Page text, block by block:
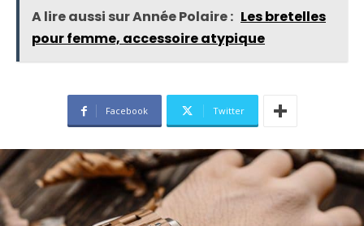
A lire aussi sur Année Polaire : Les bretelles
pour femme, accessoire atypique
Facebook Twitter